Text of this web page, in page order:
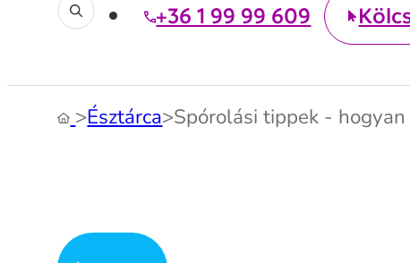
+36 1 99 99 609
>Észtárca>Spórolási tippek -